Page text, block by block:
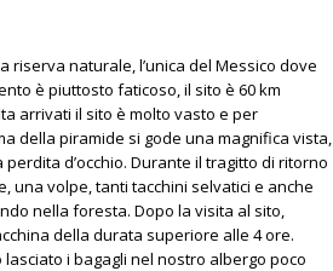
riserva naturale, l’unica del Messico dove
è piuttosto faticoso, il sito è 60 km
arrivati il sito è molto vasto e per
della piramide si gode una magnifica vista,
d’occhio. Durante il tragitto di ritorno
una volpe, tanti tacchini selvatici e anche
nella foresta. Dopo la visita al sito,
della durata superiore alle 4 ore.
i bagagli nel nostro albergo poco